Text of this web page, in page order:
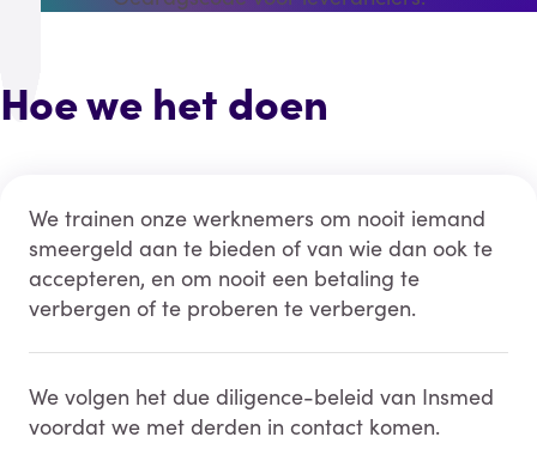
Hoe we het doen
We trainen onze werknemers om nooit iemand
smeergeld aan te bieden of van wie dan ook te
accepteren, en om nooit een betaling te
verbergen of te proberen te verbergen.
We volgen het due diligence-beleid van Insmed
voordat we met derden in contact komen.